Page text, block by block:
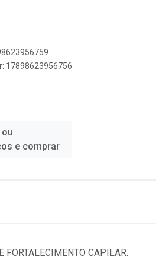
17898623956756
e comprar
FORTALECIMENTO CAPILAR.